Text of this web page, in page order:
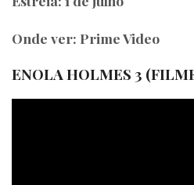
Onde ver: Prime Video
ENOLA HOLMES 3